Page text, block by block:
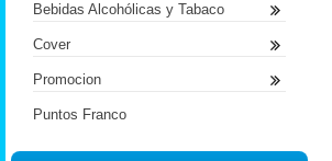
Bebidas Alcohólicas y Tabaco
Cover
Promocion
Puntos Franco